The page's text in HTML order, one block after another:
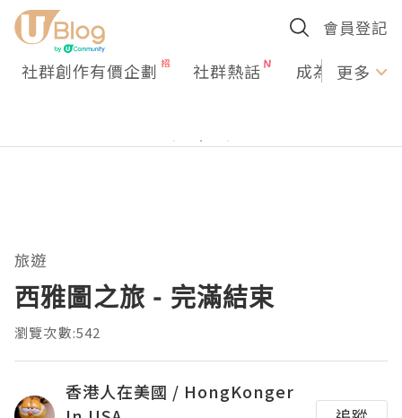
會員登記
社群創作有價企劃 社群熱話 成為U更多
旅遊
西雅圖之旅 - 完滿結束
瀏覽次數:542
香港人在美國 / HongKonger